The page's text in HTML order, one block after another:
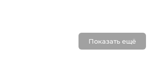
Показать ещё